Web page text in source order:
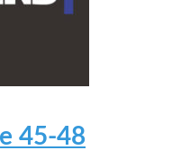
45-48